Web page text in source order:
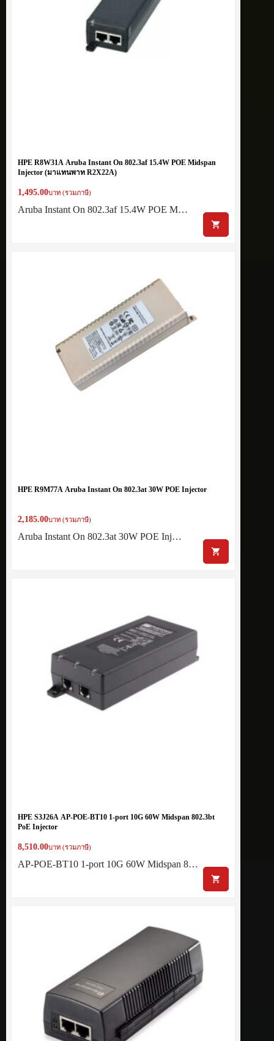
HPE R8W31A Aruba Instant On 802.3af 15.4W POE Midspan
Injector (มาแทนพาท R2X22A)
1,495.00บาท (รวมภาษี)
Aruba Instant On 802.3af 15.4W POE M…
HPE R9M77A Aruba Instant On 802.3at 30W POE Injector
2,185.00บาท (รวมภาษี)
Aruba Instant On 802.3at 30W POE Inj…
HPE S3J26A AP-POE-BT10 1-port 10G 60W Midspan 802.3bt
PoE Injector
8,510.00บาท (รวมภาษี)
AP-POE-BT10 1-port 10G 60W Midspan 8…